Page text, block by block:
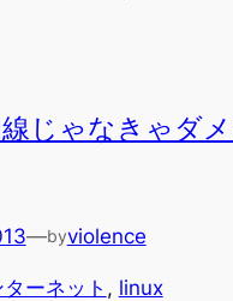
じゃなきゃダ
—byviolence
ーネット , linux